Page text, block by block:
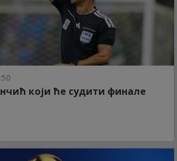
који ће судити финале